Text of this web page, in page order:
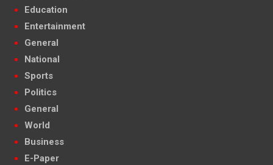
Education
Entertainment
General
National
Sports
Politics
General
World
Business
E-Paper